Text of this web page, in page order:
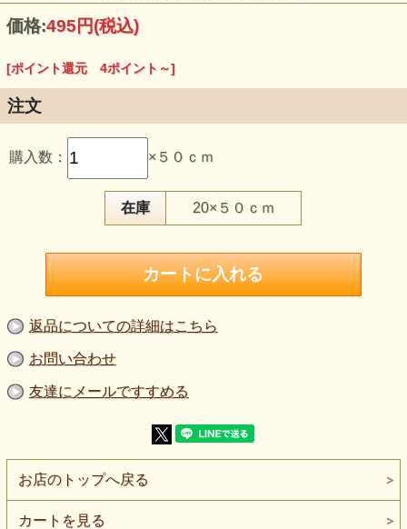
この生地のおすすめポイント
・麻80％ならではの、さらりとした肌離れと涼やかな風合い
・スラブ糸の自然な筋や濃淡があり、黒無地でも平坦に見え
にくい素材です。
・バイオシルケット加工により、麻の素朴さを残しながら表
・普通～やや薄手で伸びがあり、春夏のTシャツや軽い羽織
りにおすすめです。
・黒の引き締まった印象に、麻混ならではの軽やかさを添え
られます。
【品 番】m1917
【商品名】バイオシルケット加工・麻混スラブ天竺ニット生
地 黒《値下げ》
【価 格】450円＋消費税（50cm単位）
【素 材】麻：80％、ポリエステル：20％
【生地幅】130cm幅
【生地の厚さ】普通～やや薄い
【生地の伸び】伸びます。
【特 徴】麻混スラブ天竺へバイオ加工とシルケット加工を
施し、さらりとした風合いを残しながら表面をすっきり整え
ています。通気性・吸湿性があり、自然な筋や濃淡を楽しめ
ます。
価格:495円(税込)
[ポイント還元 4ポイント～]
注文
購入数： ×５０ｃｍ
在庫 20×５０ｃｍ
返品についての詳細はこちら
お問い合わせ
友達にメールですすめる
お店のトップへ戻る
カートを見る